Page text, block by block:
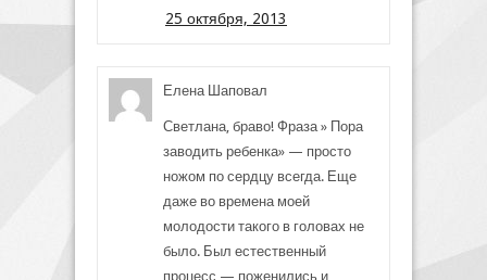
25 октября, 2013
Елена Шаповал
Светлана, браво! Фраза » Пора
заводить ребенка» — просто
ножом по сердцу всегда. Еще
даже во времена моей
молодости такого в головах не
было. Был естественный
процесс — поженились и